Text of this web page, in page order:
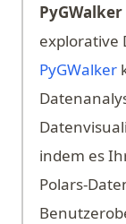
PyGWalker
explorative
PyGWalker
indem es
Polars-